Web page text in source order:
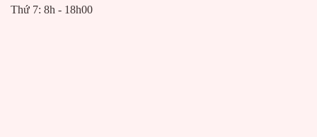
Thứ 7: 8h - 18h00